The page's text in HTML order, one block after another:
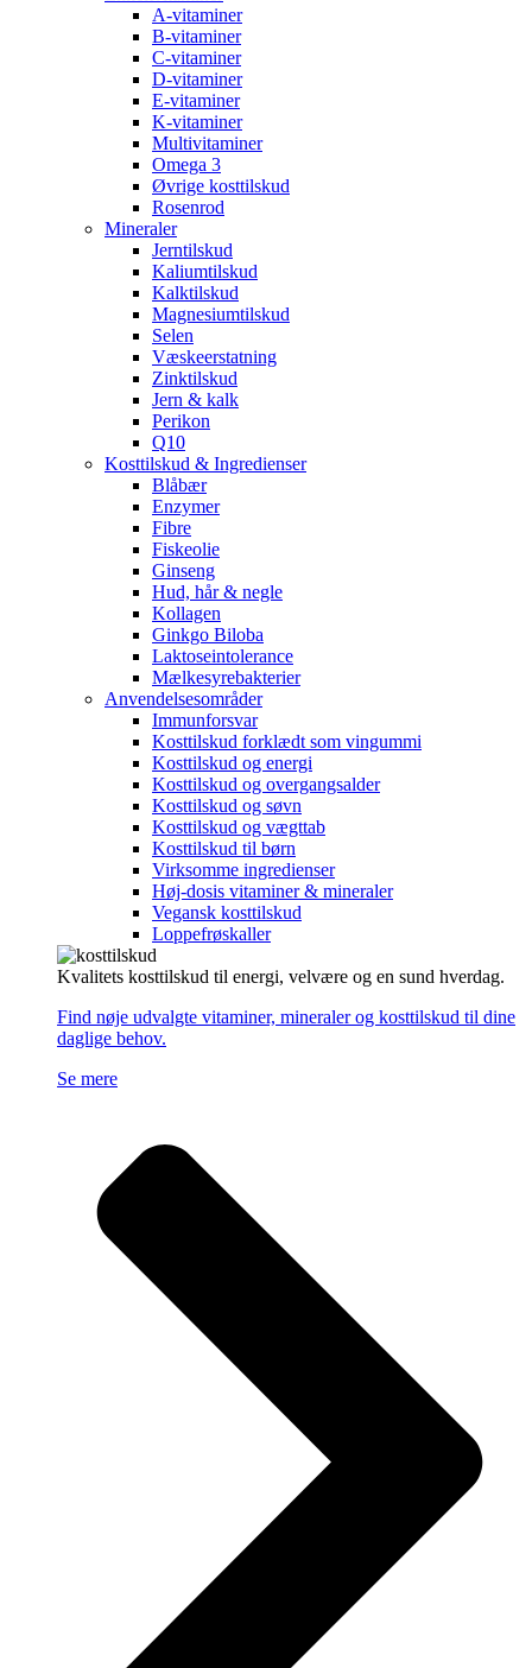
A-vitaminer
B-vitaminer
C-vitaminer
D-vitaminer
E-vitaminer
K-vitaminer
Multivitaminer
Omega 3
Øvrige kosttilskud
Rosenrod
Mineraler
Jerntilskud
Kaliumtilskud
Kalktilskud
Magnesiumtilskud
Selen
Væskeerstatning
Zinktilskud
Jern & kalk
Perikon
Q10
Kosttilskud & Ingredienser
Blåbær
Enzymer
Fibre
Fiskeolie
Ginseng
Hud, hår & negle
Kollagen
Ginkgo Biloba
Laktoseintolerance
Mælkesyrebakterier
Anvendelsesområder
Immunforsvar
Kosttilskud forklædt som vingummi
Kosttilskud og energi
Kosttilskud og overgangsalder
Kosttilskud og søvn
Kosttilskud og vægttab
Kosttilskud til børn
Virksomme ingredienser
Høj-dosis vitaminer & mineraler
Vegansk kosttilskud
Loppefrøskaller
Kvalitets kosttilskud til energi, velvære og en sund hverdag.
Find nøje udvalgte vitaminer, mineraler og kosttilskud til dine
daglige behov.
Se mere